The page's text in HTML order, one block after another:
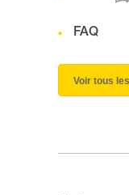
FAQ
Voir tous